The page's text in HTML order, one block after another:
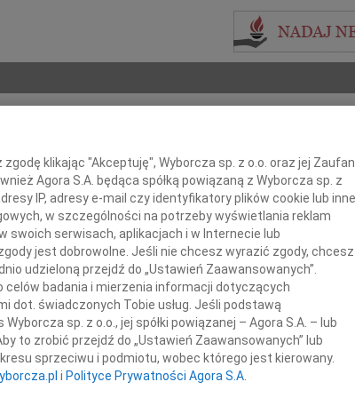
+ szukanie zaawansowane
INNE NEKROLOGI
07.08.2026
Warszawa
Dziekanie Wydziału dr hab. Julii
07.08.2026Warszawa
Naszej kochanej i dzielnej Marylce
Jacek Tadeusz Duniecwiek: 79
Z wielkim żalem przyjęliśmy
Małgorzata Kościelska
W dniu 3 sierpnia 2026 roku zmarła
klikając "Akceptuję", Wyborcza sp. z o.o. oraz jej
Agora S.A. będąca spółką powiązaną z Wyborcza sp. z
IP, adresy e-mail czy identyfikatory plików cookie lub inne
w szczególności na potrzeby wyświetlania reklam
serwisach, aplikacjach i w Internecie lub
jest dobrowolne. Jeśli nie chcesz wyrazić zgody, chcesz
udzieloną przejdź do „Ustawień Zaawansowanych”.
badania i mierzenia informacji dotyczących
dot. świadczonych Tobie usług. Jeśli podstawą
sp. z o.o., jej spółki powiązanej – Agora S.A. – lub
to zrobić przejdź do „Ustawień Zaawansowanych” lub
sprzeciwu i podmiotu, wobec którego jest kierowany.
i Polityce Prywatności Agora S.A.